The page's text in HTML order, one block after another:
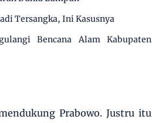
Tersangka, Ini Kasusnya
Bencana Alam Kabupaten
Prabowo. Justru itu